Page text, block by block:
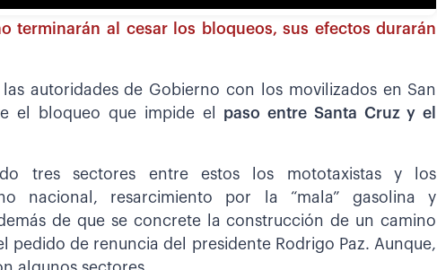
terminarán al cesar los bloqueos, sus efectos durarán
autoridades de Gobierno con los movilizados en San
el bloqueo que impide el
paso entre Santa Cruz y el
tres sectores entre estos los mototaxistas y los
nacional, resarcimiento por la “mala” gasolina y
de que se concrete la construcción de un camino
pedido de renuncia del presidente Rodrigo Paz. Aunque,